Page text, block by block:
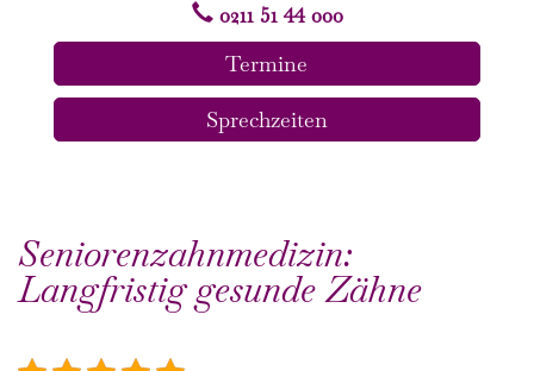
0211 51 44 000
Termine
Sprechzeiten
Seniorenzahnmedizin:
Langfristig gesunde Zähne